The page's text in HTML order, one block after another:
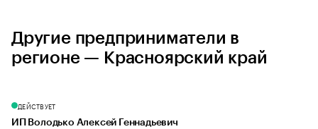
Другие предприниматели в
регионе — Красноярский край
ДЕЙСТВУЕТ
ИП Володько Алексей Геннадьевич